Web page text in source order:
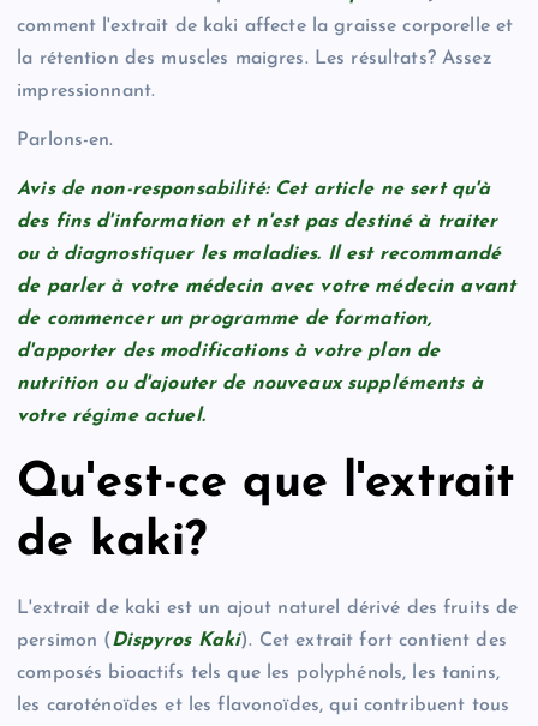
comment l'extrait de kaki affecte la graisse corporelle et
la rétention des muscles maigres. Les résultats? Assez
impressionnant.
Parlons-en.
Avis de non-responsabilité: Cet article ne sert qu'à
des fins d'information et n'est pas destiné à traiter
ou à diagnostiquer les maladies. Il est recommandé
de parler à votre médecin avec votre médecin avant
de commencer un programme de formation,
d'apporter des modifications à votre plan de
nutrition ou d'ajouter de nouveaux suppléments à
votre régime actuel.
Qu'est-ce que l'extrait
de kaki?
L'extrait de kaki est un ajout naturel dérivé des fruits de
persimon (Dispyros Kaki). Cet extrait fort contient des
composés bioactifs tels que les polyphénols, les tanins,
les caroténoïdes et les flavonoïdes, qui contribuent tous